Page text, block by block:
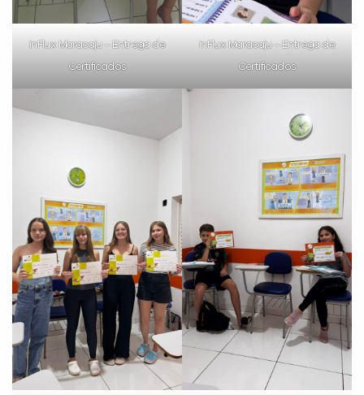
inFlux Maracaju – Entrega de
Certificados
inFlux Maracaju – Entrega de
Certificados